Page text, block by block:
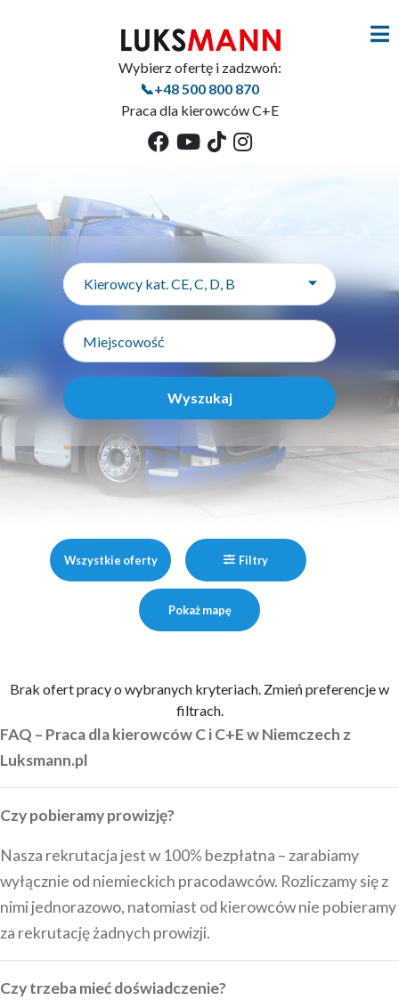
Wybierz ofertę i zadzwoń:
📞+48 500 800 870
Praca dla kierowców C+E
Kierowcy kat. CE, C, D, B
Wyszukaj
Wszystkie oferty Filtry
Pokaż mapę
Brak ofert pracy o wybranych kryteriach. Zmień preferencje w
filtrach.
FAQ – Praca dla kierowców C i C+E w Niemczech z
Luksmann.pl
Czy pobieramy prowizję?
Nasza rekrutacja jest w 100% bezpłatna – zarabiamy
wyłącznie od niemieckich pracodawców. Rozliczamy się z
nimi jednorazowo, natomiast od kierowców nie pobieramy
za rekrutację żadnych prowizji.
Czy trzeba mieć doświadczenie?